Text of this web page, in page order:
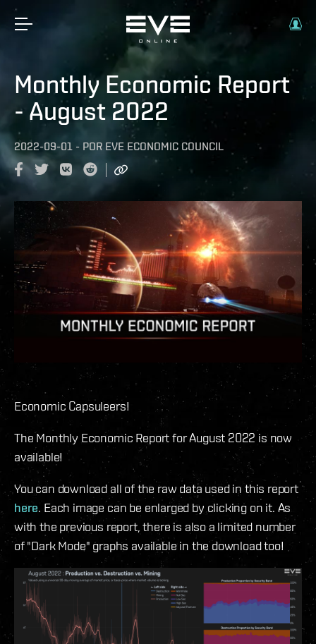
Monthly Economic Report
- August 2022
2022-09-01 - POR EVE ECONOMIC COUNCIL
Economic Capsuleers!
The Monthly Economic Report for August 2022 is now
available!
You can download all of the raw data used in this report
here. Each image can be enlarged by clicking on it. As
with the previous report, there is also a limited number
of "Dark Mode" graphs available in the download too!